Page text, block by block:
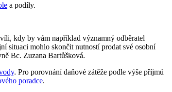
a podíly.
kdy by vám například významný odběratel
situaci mohlo skončit nutností prodat své osobní
Bc. Zuzana Bartůšková.
. Pro porovnání daňové zátěže podle výše příjmů
poradce.